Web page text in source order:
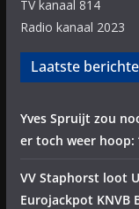
TV kanaal 814
Radio kanaal 2023
Laatste
Yves Spruijt zou
er toch weer hoop:
VV Staphorst loot
Eurojackpot KNVB